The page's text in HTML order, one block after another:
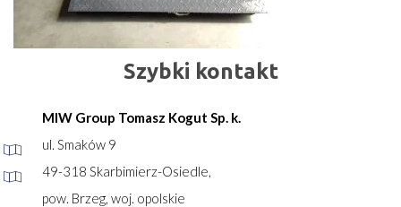
Szybki kontakt
MIW Group Tomasz Kogut Sp. k.
ul. Smaków 9
49-318 Skarbimierz-Osiedle,
pow. Brzeg, woj. opolskie